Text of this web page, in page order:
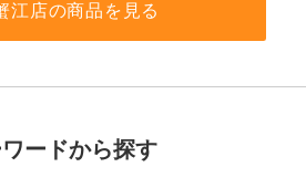
江店の商品を見る
ードから探す